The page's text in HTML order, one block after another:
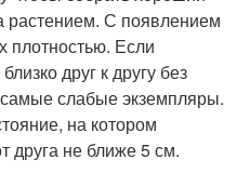
растением. С появлением
плотностью. Если
друг к другу без
слабые экземпляры.
на котором
друга не ближе 5 см.